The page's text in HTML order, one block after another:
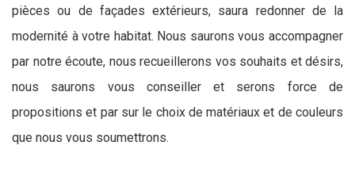
pièces ou de façades extérieurs, saura redonner de la
modernité à votre habitat. Nous saurons vous accompagner
par notre écoute, nous recueillerons vos souhaits et désirs,
nous saurons vous conseiller et serons force de
propositions et par sur le choix de matériaux et de couleurs
que nous vous soumettrons.